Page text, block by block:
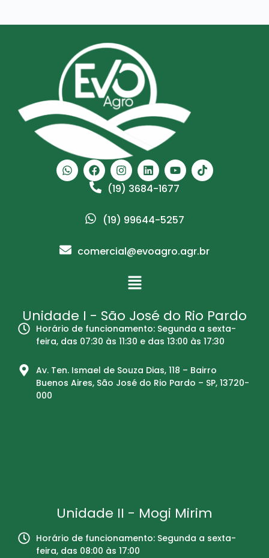
(19) 3684-1677
(19) 99644-5257
comercial@evoagro.agr.br
Unidade I - São José do Rio Pardo
Horário de funcionamento: Segunda a sexta-
feira, das 07:30 às 11:30 e das 13:00 às 17:30
Av. Ten. Ismael de Souza Dias, 118 – Bairro
Buenos Aires, São José do Rio Pardo – SP, 13720-
000
Unidade II - Mogi Mirim
Horário de funcionamento: Segunda a sexta-
feira, das 08:00 às 17:00